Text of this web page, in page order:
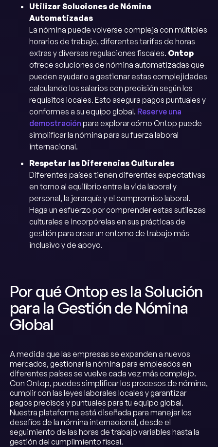
Utilizar Soluciones de Nómina
Automatizadas
La nómina puede volverse compleja con múltiples
horarios de trabajo, diferentes tarifas de horas
extras y diversas regulaciones fiscales. Ontop
ofrece soluciones de nómina automatizadas que
pueden ayudarlo a gestionar estas complejidades
calculando los salarios con precisión según los
requisitos locales. Esto asegura pagos puntuales y
conformes a su equipo global. Reserve una
demostración para explorar cómo Ontop puede
simplificar la nómina para su fuerza laboral
internacional.
Respetar las Diferencias Culturales
Diferentes países tienen diferentes expectativas
en torno al equilibrio entre la vida laboral y
personal, la jerarquía y el compromiso laboral.
Haga un esfuerzo por comprender estas sutilezas
culturales e incorpórelas en sus prácticas de
gestión para crear un entorno de trabajo más
inclusivo y de apoyo.
Por qué Ontop es la Solución
para la Gestión de Nómina
Global
A medida que las empresas se expanden a nuevos
mercados, gestionar la nómina para empleados en
diferentes países se vuelve cada vez más complejo.
Con Ontop, puedes simplificar los procesos de nómina,
cumplir con las leyes laborales locales y garantizar
pagos precisos y puntuales para tu equipo global.
Nuestra plataforma está diseñada para manejar los
desafíos de la nómina internacional, desde el
seguimiento de las horas de trabajo variables hasta la
gestión del cumplimiento fiscal.